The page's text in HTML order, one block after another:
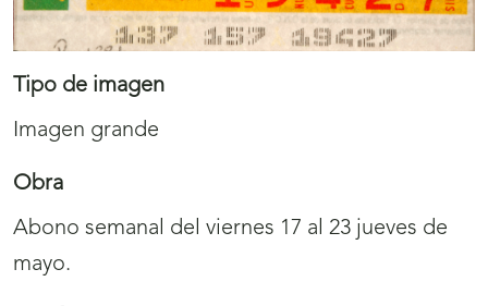
Tipo de imagen
Imagen grande
Obra
Abono semanal del viernes 17 al 23 jueves de
mayo.